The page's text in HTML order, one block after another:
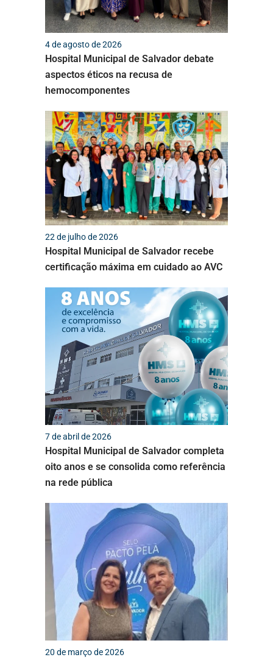
4 de agosto de 2026
Hospital Municipal de Salvador debate
aspectos éticos na recusa de
hemocomponentes
22 de julho de 2026
Hospital Municipal de Salvador recebe
certificação máxima em cuidado ao AVC
7 de abril de 2026
Hospital Municipal de Salvador completa
oito anos e se consolida como referência
na rede pública
20 de março de 2026